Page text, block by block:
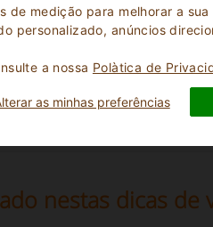
de medição para melhorar a
personalizado, anúncios
a nossa Polà­tica de
as minhas preferências
Lugares para dormir
Maiori
2 - 3Mínimo
DISPONIBILIDADE PARA AS SUAS
nestas dicas de